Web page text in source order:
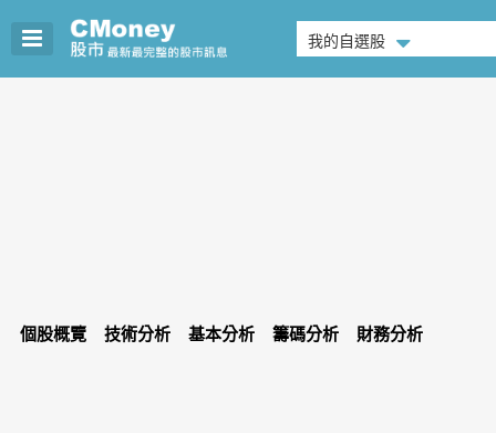
我的自選股
個股概覽 技術分析 基本分析 籌碼分析 財務分析